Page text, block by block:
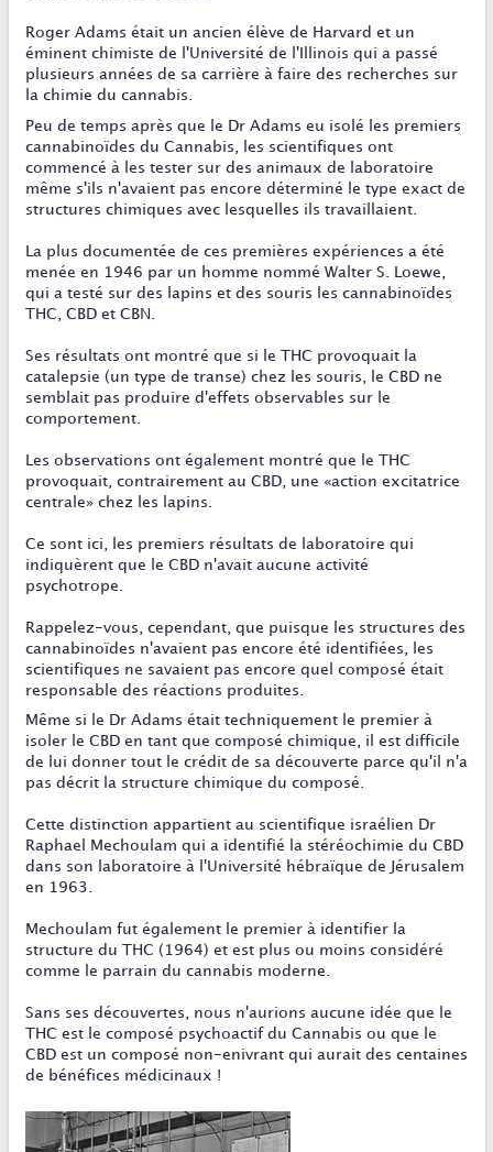
Roger Adams était un ancien élève de Harvard et un
éminent chimiste de l'Université de l'Illinois qui a passé
plusieurs années de sa carrière à faire des recherches sur
la chimie du cannabis.
Peu de temps après que le Dr Adams eu isolé les premiers
cannabinoïdes du Cannabis, les scientifiques ont
commencé à les tester sur des animaux de laboratoire
même s'ils n'avaient pas encore déterminé le type exact de
structures chimiques avec lesquelles ils travaillaient.
La plus documentée de ces premières expériences a été
menée en 1946 par un homme nommé Walter S. Loewe,
qui a testé sur des lapins et des souris les cannabinoïdes
THC, CBD et CBN.
Ses résultats ont montré que si le THC provoquait la
catalepsie (un type de transe) chez les souris, le CBD ne
semblait pas produire d'effets observables sur le
comportement.
Les observations ont également montré que le THC
provoquait, contrairement au CBD, une «action excitatrice
centrale» chez les lapins.
Ce sont ici, les premiers résultats de laboratoire qui
indiquèrent que le CBD n'avait aucune activité
psychotrope.
Rappelez-vous, cependant, que puisque les structures des
cannabinoïdes n'avaient pas encore été identifiées, les
scientifiques ne savaient pas encore quel composé était
responsable des réactions produites.
Même si le Dr Adams était techniquement le premier à
isoler le CBD en tant que composé chimique, il est difficile
de lui donner tout le crédit de sa découverte parce qu'il n'a
pas décrit la structure chimique du composé.
Cette distinction appartient au scientifique israélien Dr
Raphael Mechoulam qui a identifié la stéréochimie du CBD
dans son laboratoire à l'Université hébraïque de Jérusalem
en 1963.
Mechoulam fut également le premier à identifier la
structure du THC (1964) et est plus ou moins considéré
comme le parrain du cannabis moderne.
Sans ses découvertes, nous n'aurions aucune idée que le
THC est le composé psychoactif du Cannabis ou que le
CBD est un composé non-enivrant qui aurait des centaines
de bénéfices médicinaux !